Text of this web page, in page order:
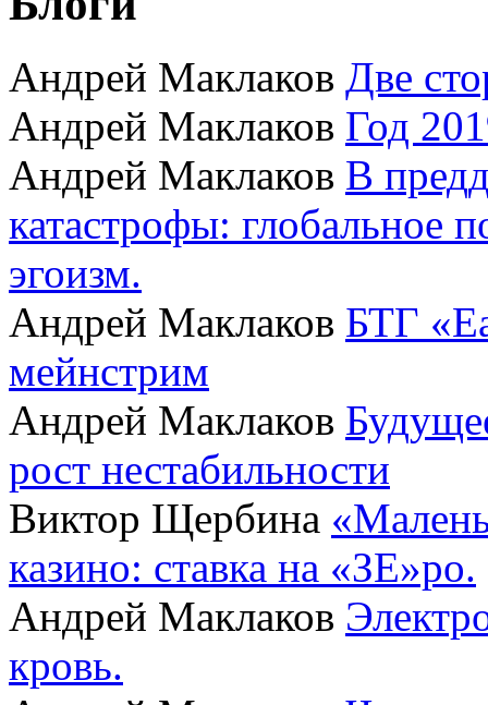
Андрей Маклаков Две
Андрей Маклаков Год
Андрей Маклаков В
катастрофы: глобальное
эгоизм.
Андрей Маклаков БТГ
мейнстрим
Андрей Маклаков
рост нестабильности
Виктор Щербина
казино: ставка на «ЗЕ»ро.
Андрей Маклаков
кровь.